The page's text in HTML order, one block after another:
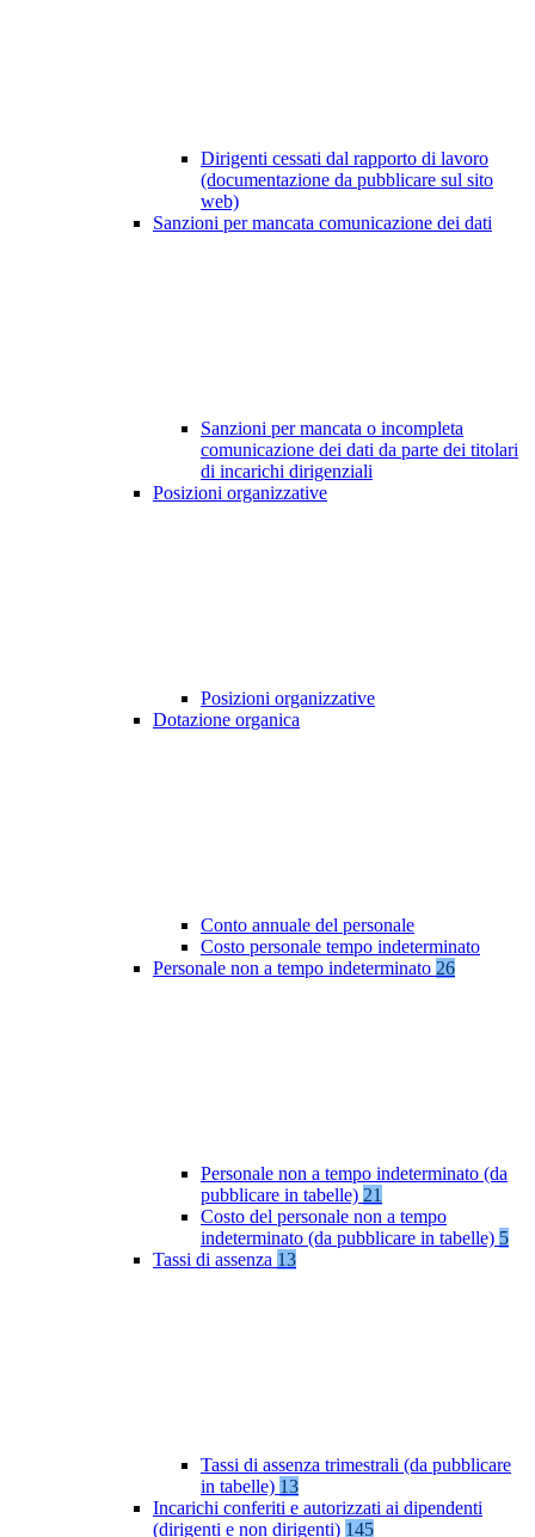
Dirigenti cessati dal rapporto di lavoro
(documentazione da pubblicare sul sito
web)
Sanzioni per mancata comunicazione dei dati
Sanzioni per mancata o incompleta
comunicazione dei dati da parte dei titolari
di incarichi dirigenziali
Posizioni organizzative
Posizioni organizzative
Dotazione organica
Conto annuale del personale
Costo personale tempo indeterminato
Personale non a tempo indeterminato 26
Personale non a tempo indeterminato (da
pubblicare in tabelle) 21
Costo del personale non a tempo
indeterminato (da pubblicare in tabelle) 5
Tassi di assenza 13
Tassi di assenza trimestrali (da pubblicare
in tabelle) 13
Incarichi conferiti e autorizzati ai dipendenti
(dirigenti e non dirigenti) 145